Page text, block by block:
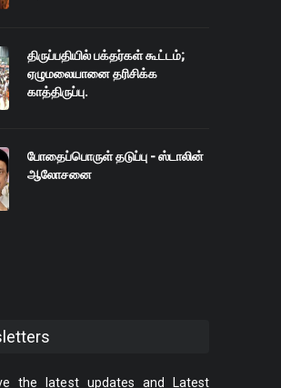
திருப்பதியில் பக்தர்கள் கூட்டம்;
ஏழுமலையானை தரிசிக்க
காத்திருப்பு.
போதைப்பொருள் தடுப்பு - ஸ்டாலின்
ஆலோசனை
the latest updates and Latest